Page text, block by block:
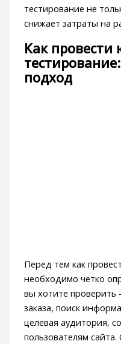
тестирование не
снижает затраты на
Как
подход
Перед тем как
необходимо четко
вы хотите
заказа, поиск
целевая аудитория,
пользователям